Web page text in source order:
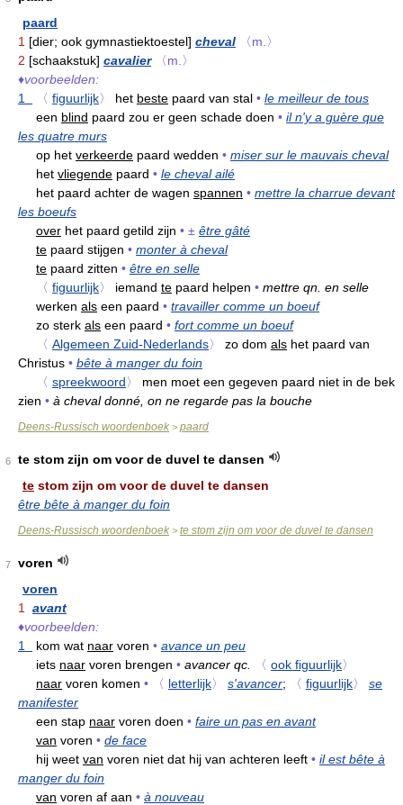
paard
1 [dier; ook gymnastiektoestel] cheval
〈m.〉
2 [schaakstuk] cavalier
〈m.〉
♦voorbeelden:
1
〈 figuurlijk〉 het beste paard van stal • le meilleur de tous
een blind paard zou er geen schade doen • il n'y a guère que
les quatre murs
op het verkeerde paard wedden • miser sur le mauvais cheval
het vliegende paard • le cheval ailé
het paard achter de wagen spannen • mettre la charrue devant
les boeufs
over het paard getild zijn • ± être gâté
te paard stijgen • monter à cheval
te paard zitten • être en selle
〈 figuurlijk〉 iemand te paard helpen • mettre qn. en selle
werken als een paard • travailler comme un boeuf
zo sterk als een paard • fort comme un boeuf
〈 Algemeen Zuid-Nederlands〉 zo dom als het paard van
Christus • bête à manger du foin
〈 spreekwoord〉
men moet een gegeven paard niet in de bek
zien • à cheval donné, on ne regarde pas la bouche
Deens-Russisch woordenboek > paard
6
te stom zijn om voor de duvel te dansen
te stom zijn om voor de duvel te dansen
être bête à manger du foin
Deens-Russisch woordenboek > te stom zijn om voor de duvel te dansen
7
voren
voren
1
avant
♦voorbeelden:
1
kom wat naar voren • avance un peu
iets naar voren brengen • avancer qc. 〈 ook figuurlijk〉
naar voren komen • 〈 letterlijk〉 s'avancer; 〈 figuurlijk〉
se
manifester
een stap naar voren doen • faire un pas en avant
van voren • de face
hij weet van voren niet dat hij van achteren leeft • il est bête à
manger du foin
van voren af aan • à nouveau